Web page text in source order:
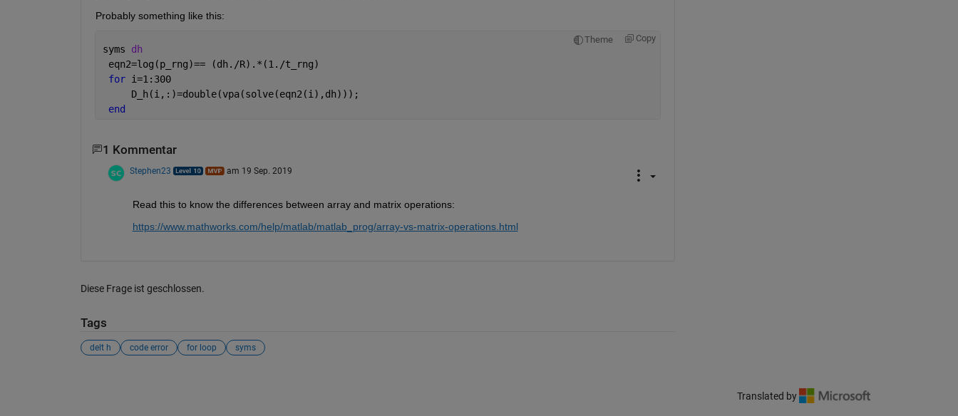
Probably something like this:
Theme Copy
syms dh
eqn2=log(p_rng)== (dh./R).*(1./t_rng)
for i=1:300
     D_h(i,:)=double(vpa(solve(eqn2(i),dh)));
end
1 Kommentar
Stephen23 am 19 Sep. 2019
Read this to know the differences between array and matrix operations:
https://www.mathworks.com/help/matlab/matlab_prog/array-vs-matrix-operations.html
Diese Frage ist geschlossen.
Tags
delt h code error for loop syms
Translated by